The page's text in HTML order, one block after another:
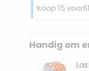
Koop 15 voor
Handig om